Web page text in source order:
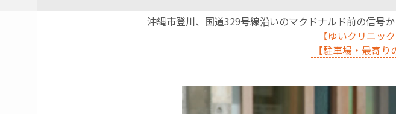
沖縄市登川、国道329号線沿いのマクドナルド前の信号
【ゆいクリニッ
【駐車場・最寄り